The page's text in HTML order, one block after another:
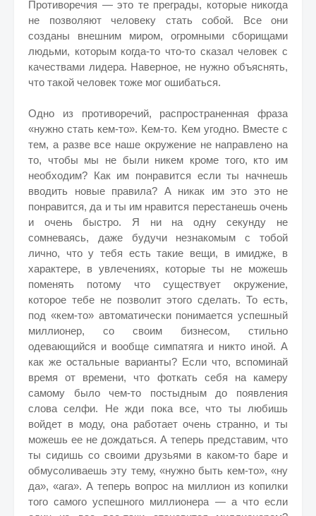
Противоречия — это те преграды, которые никогда
не позволяют человеку стать собой. Все они
созданы внешним миром, огромными сборищами
людьми, которым когда-то что-то сказал человек с
качествами лидера. Наверное, не нужно объяснять,
что такой человек тоже мог ошибаться.
Одно из противоречий, распространенная фраза
«нужно стать кем-то». Кем-то. Кем угодно. Вместе с
тем, а разве все наше окружение не направлено на
то, чтобы мы не были никем кроме того, кто им
необходим? Как им понравится если ты начнешь
вводить новые правила? А никак им это это не
понравится, да и ты им нравится перестанешь очень
и очень быстро. Я ни на одну секунду не
сомневаясь, даже будучи незнакомым с тобой
лично, что у тебя есть такие вещи, в имидже, в
характере, в увлечениях, которые ты не можешь
поменять потому что существует окружение,
которое тебе не позволит этого сделать. То есть,
под «кем-то» автоматически понимается успешный
миллионер, со своим бизнесом, стильно
одевающийся и вообще симпатяга и никто иной. А
как же остальные варианты? Если что, вспоминай
время от времени, что фоткать себя на камеру
самому было чем-то постыдным до появления
слова селфи. Не жди пока все, что ты любишь
войдет в моду, она работает очень странно, и ты
можешь ее не дождаться. А теперь представим, что
ты сидишь со своими друзьями в каком-то баре и
обмусоливаешь эту тему, «нужно быть кем-то», «ну
да», «ага». А теперь вопрос на миллион из копилки
того самого успешного миллионера — а что если